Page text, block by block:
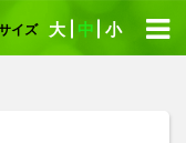
イズ 大 中 小